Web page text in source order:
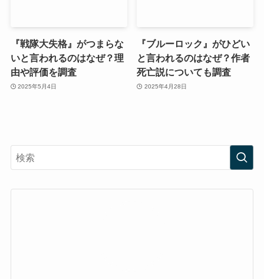
『戦隊大失格』がつまらな
いと言われるのはなぜ？理
由や評価を調査
2025年5月4日
『ブルーロック』がひどい
と言われるのはなぜ？作者
死亡説についても調査
2025年4月28日